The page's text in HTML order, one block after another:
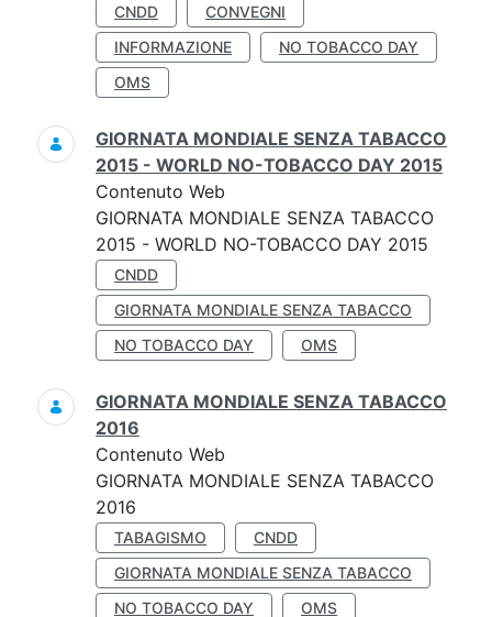
CNDD
CONVEGNI
INFORMAZIONE
NO TOBACCO DAY
OMS
GIORNATA MONDIALE SENZA TABACCO
2015 - WORLD NO-TOBACCO DAY 2015
Contenuto Web
GIORNATA MONDIALE SENZA TABACCO
2015 - WORLD NO-TOBACCO DAY 2015
CNDD
GIORNATA MONDIALE SENZA TABACCO
NO TOBACCO DAY
OMS
GIORNATA MONDIALE SENZA TABACCO
2016
Contenuto Web
GIORNATA MONDIALE SENZA TABACCO
2016
TABAGISMO
CNDD
GIORNATA MONDIALE SENZA TABACCO
NO TOBACCO DAY
OMS